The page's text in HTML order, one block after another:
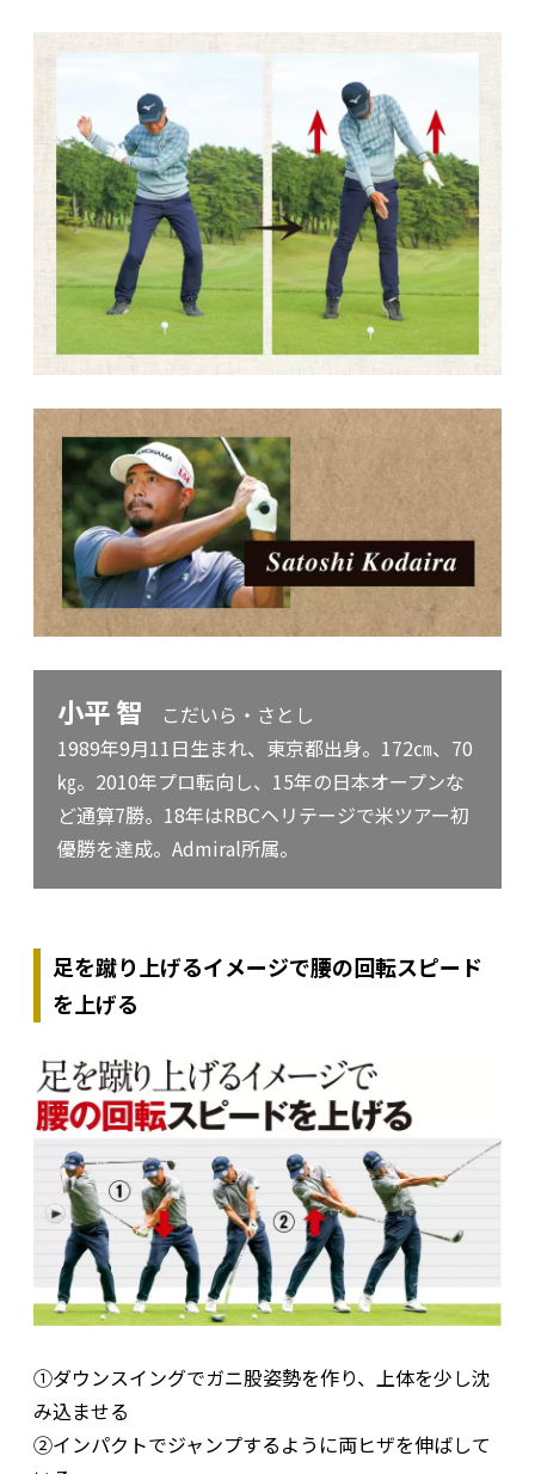
小平 智 こだいら・さとし
1989年9月11日生まれ、東京都出身。172㎝、70
㎏。2010年プロ転向し、15年の日本オープンな
ど通算7勝。18年はRBCヘリテージで米ツアー初
優勝を達成。Admiral所属。
足を蹴り上げるイメージで腰の回転スピード
を上げる
①ダウンスイングでガニ股姿勢を作り、上体を少し沈
み込ませる
②インパクトでジャンプするように両ヒザを伸ばして